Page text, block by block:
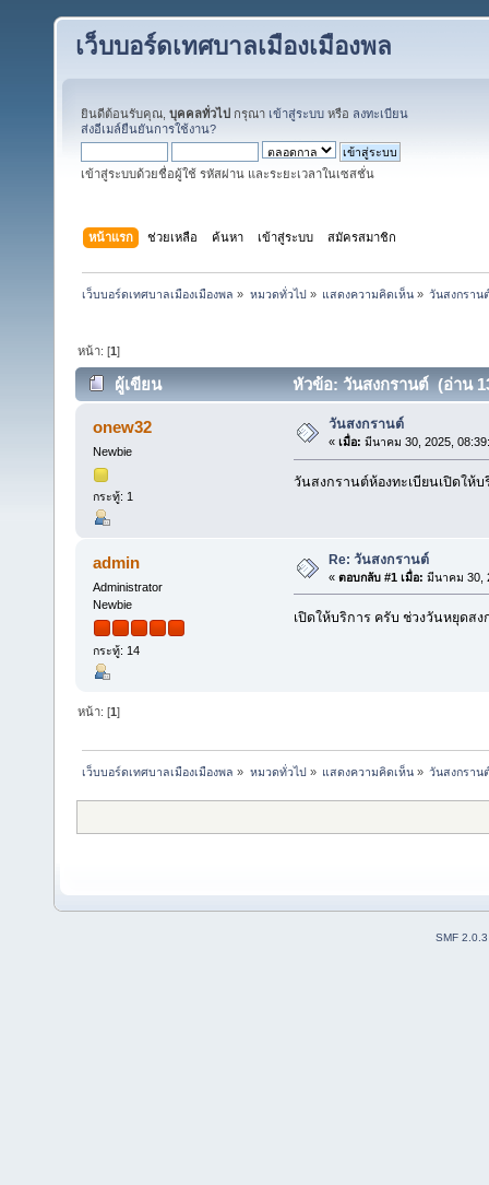
เว็บบอร์ดเทศบาลเมืองเมืองพล
ยินดีต้อนรับคุณ, บุคคลทั่วไป กรุณา เข้าสู่ระบบ หรือ ลงทะเบียน
ส่งอีเมล์ยืนยันการใช้งาน?
เข้าสู่ระบบด้วยชื่อผู้ใช้ รหัสผ่าน และระยะเวลาในเซสชั่น
หน้าแรก ช่วยเหลือ ค้นหา เข้าสู่ระบบ สมัครสมาชิก
เว็บบอร์ดเทศบาลเมืองเมืองพล » หมวดทั่วไป» แสดงความคิดเห็น» วันสงกราน
หน้า: [1]
ผู้เขียน หัวข้อ: วันสงกรานต์ (อ่าน
onew32
Newbie
กระทู้: 1
วันสงกรานต์
« เมื่อ: มีนาคม 30, 2025,
วันสงกรานต์ห้องทะเบียนเปิดให้
admin
Administrator
Newbie
กระทู้: 14
Re: วันสงกรานต์
« ตอบกลับ #1 เมื่อ: มีนาคม 30,
เปิดให้บริการ ครับ ช่วงวันหยุดส
หน้า: [1]
เว็บบอร์ดเทศบาลเมืองเมืองพล » หมวดทั่วไป» แสดงความคิดเห็น» วันสงกราน
SMF 2.0.3